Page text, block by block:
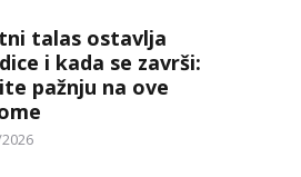
talas ostavlja
i kada se završi:
pažnju na ove